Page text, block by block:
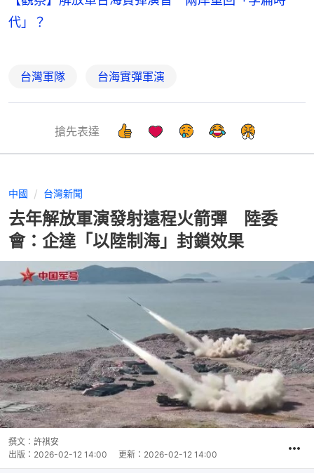
代」？
台灣軍隊 台海實彈軍演
搶先表達
中國 台灣新聞
去年解放軍演發射遠程火箭彈 陸委
會：企達「以陸制海」封鎖效果
撰文： 許祺安
出版： 2026-02-12 14:00 更新： 2026-02-12 14:00